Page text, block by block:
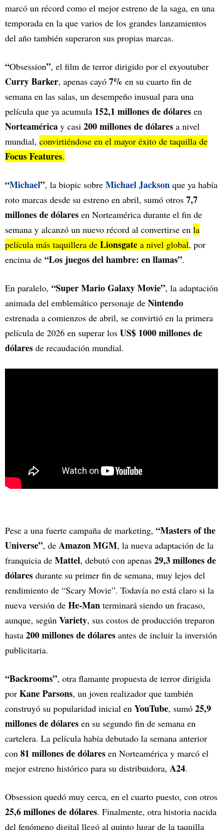
marcó un récord como el mejor estreno de la saga, en una
temporada en la que varios de los grandes lanzamientos
del año también superaron sus propias marcas.
“Obsession”, el film de terror dirigido por el exyoutuber
Curry Barker, apenas cayó 7% en su cuarto fin de
semana en las salas, un desempeño inusual para una
película que ya acumula 152,1 millones de dólares en
Norteamérica y casi 200 millones de dólares a nivel
mundial, convirtiéndose en el mayor éxito de taquilla de
Focus Features.
“Michael”, la biopic sobre Michael Jackson que ya había
roto marcas desde su estreno en abril, sumó otros 7,7
millones de dólares en Norteamérica durante el fin de
semana y alcanzó un nuevo récord al convertirse en la
película más taquillera de Lionsgate a nivel global, por
encima de “Los juegos del hambre: en llamas”.
En paralelo, “Super Mario Galaxy Movie”, la adaptación
animada del emblemático personaje de Nintendo
estrenada a comienzos de abril, se convirtió en la primera
película de 2026 en superar los US$ 1000millones de
dólares de recaudación mundial.
Pese a una fuerte campaña de marketing, “Masters of the
Universe”, de Amazon MGM, la nueva adaptación de la
franquicia de Mattel, debutó con apenas 29,3 millones de
dólares durante su primer fin de semana, muy lejos del
rendimiento de “Scary Movie”. Todavía no está claro si la
nueva versión de He-Man terminará siendo un fracaso,
aunque, según Variety, sus costos de producción treparon
hasta 200 millones de dólares antes de incluir la inversión
publicitaria.
“Backrooms”, otra flamante propuesta de terror dirigida
por Kane Parsons, un joven realizador que también
construyó su popularidad inicial en YouTube, sumó 25,9
millones de dólares en su segundo fin de semana en
cartelera. La película había debutado la semana anterior
con 81 millones de dólares en Norteamérica y marcó el
mejor estreno histórico para su distribuidora, A24.
Obsession quedó muy cerca, en el cuarto puesto, con otros
25,6 millones de dólares. Finalmente, otra historia nacida
del fenómeno digital llegó al quinto lugar de la taquilla